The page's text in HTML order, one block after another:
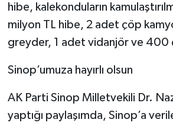
hibe, kalekonduların
milyon TL hibe, 2 adet çöp
greyder, 1 adet vidanjör ve 400
Sinop’umuza hayırlı olsun
AK Parti Sinop Milletvekili Dr.
yaptığı paylaşımda, Sinop’a